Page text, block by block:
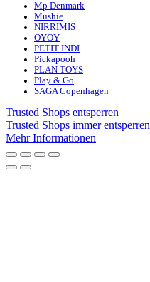
Mp Denmark
Mushie
NIRRIMIS
OYOY
PETIT INDI
Pickapooh
PLAN TOYS
Play & Go
SAGA Copenhagen
Trusted Shops entsperren
Trusted Shops immer entsperren
Mehr Informationen